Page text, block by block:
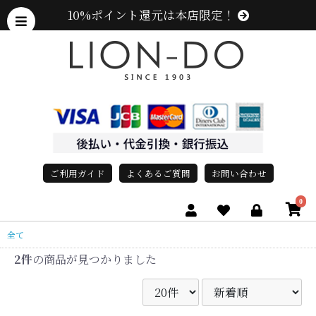
10%ポイント還元は本店限定！
ご利用ガイド よくあるご質問 お問い合わせ
0
全て
2件の商品が見つかりました